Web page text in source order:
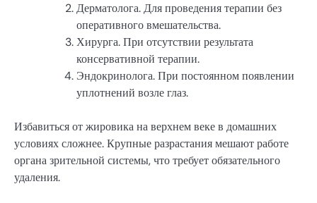
Дерматолога. Для проведения терапии без
оперативного вмешательства.
Хирурга. При отсутствии результата
консервативной терапии.
Эндокринолога. При постоянном появлении
уплотнений возле глаз.
Избавиться от жировика на верхнем веке в домашних
условиях сложнее. Крупные разрастания мешают работе
органа зрительной системы, что требует обязательного
удаления.